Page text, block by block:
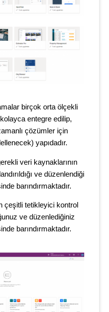
birçok orta ölçekli
entegre edilip,
çözümler için
yapıdadır.
veri kaynaklarının
ve düzenlendiği
barındırmaktadır.
çeşitli tetikleyici kontrol
ve düzenlediğiniz
barındırmaktadır.